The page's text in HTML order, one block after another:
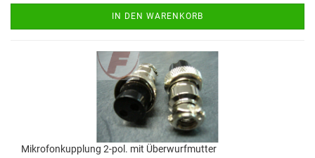
IN DEN WARENKORB
Mikrofonkupplung 2-pol. mit Überwurfmutter